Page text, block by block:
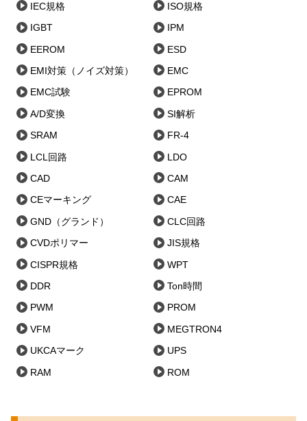
IEC規格 ISO規格
IGBT IPM
EEROM ESD
EMI対策（ノイズ対策） EMC
EMC試験 EPROM
A/D変換 SI解析
SRAM FR-4
LCL回路 LDO
CAD CAM
CEマーキング CAE
GND（グランド） CLC回路
CVDポリマー JIS規格
CISPR規格 WPT
DDR Ton時間
PWM PROM
VFM MEGTRON4
UKCAマーク UPS
RAM ROM